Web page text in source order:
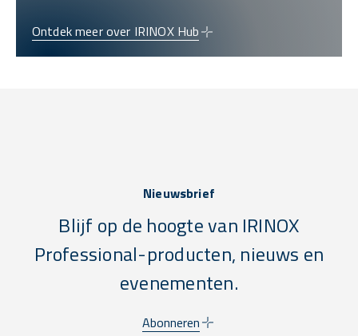
Ontdek meer over IRINOX Hub
Nieuwsbrief
Blijf op de hoogte van IRINOX
Professional-producten, nieuws en
evenementen.
Abonneren